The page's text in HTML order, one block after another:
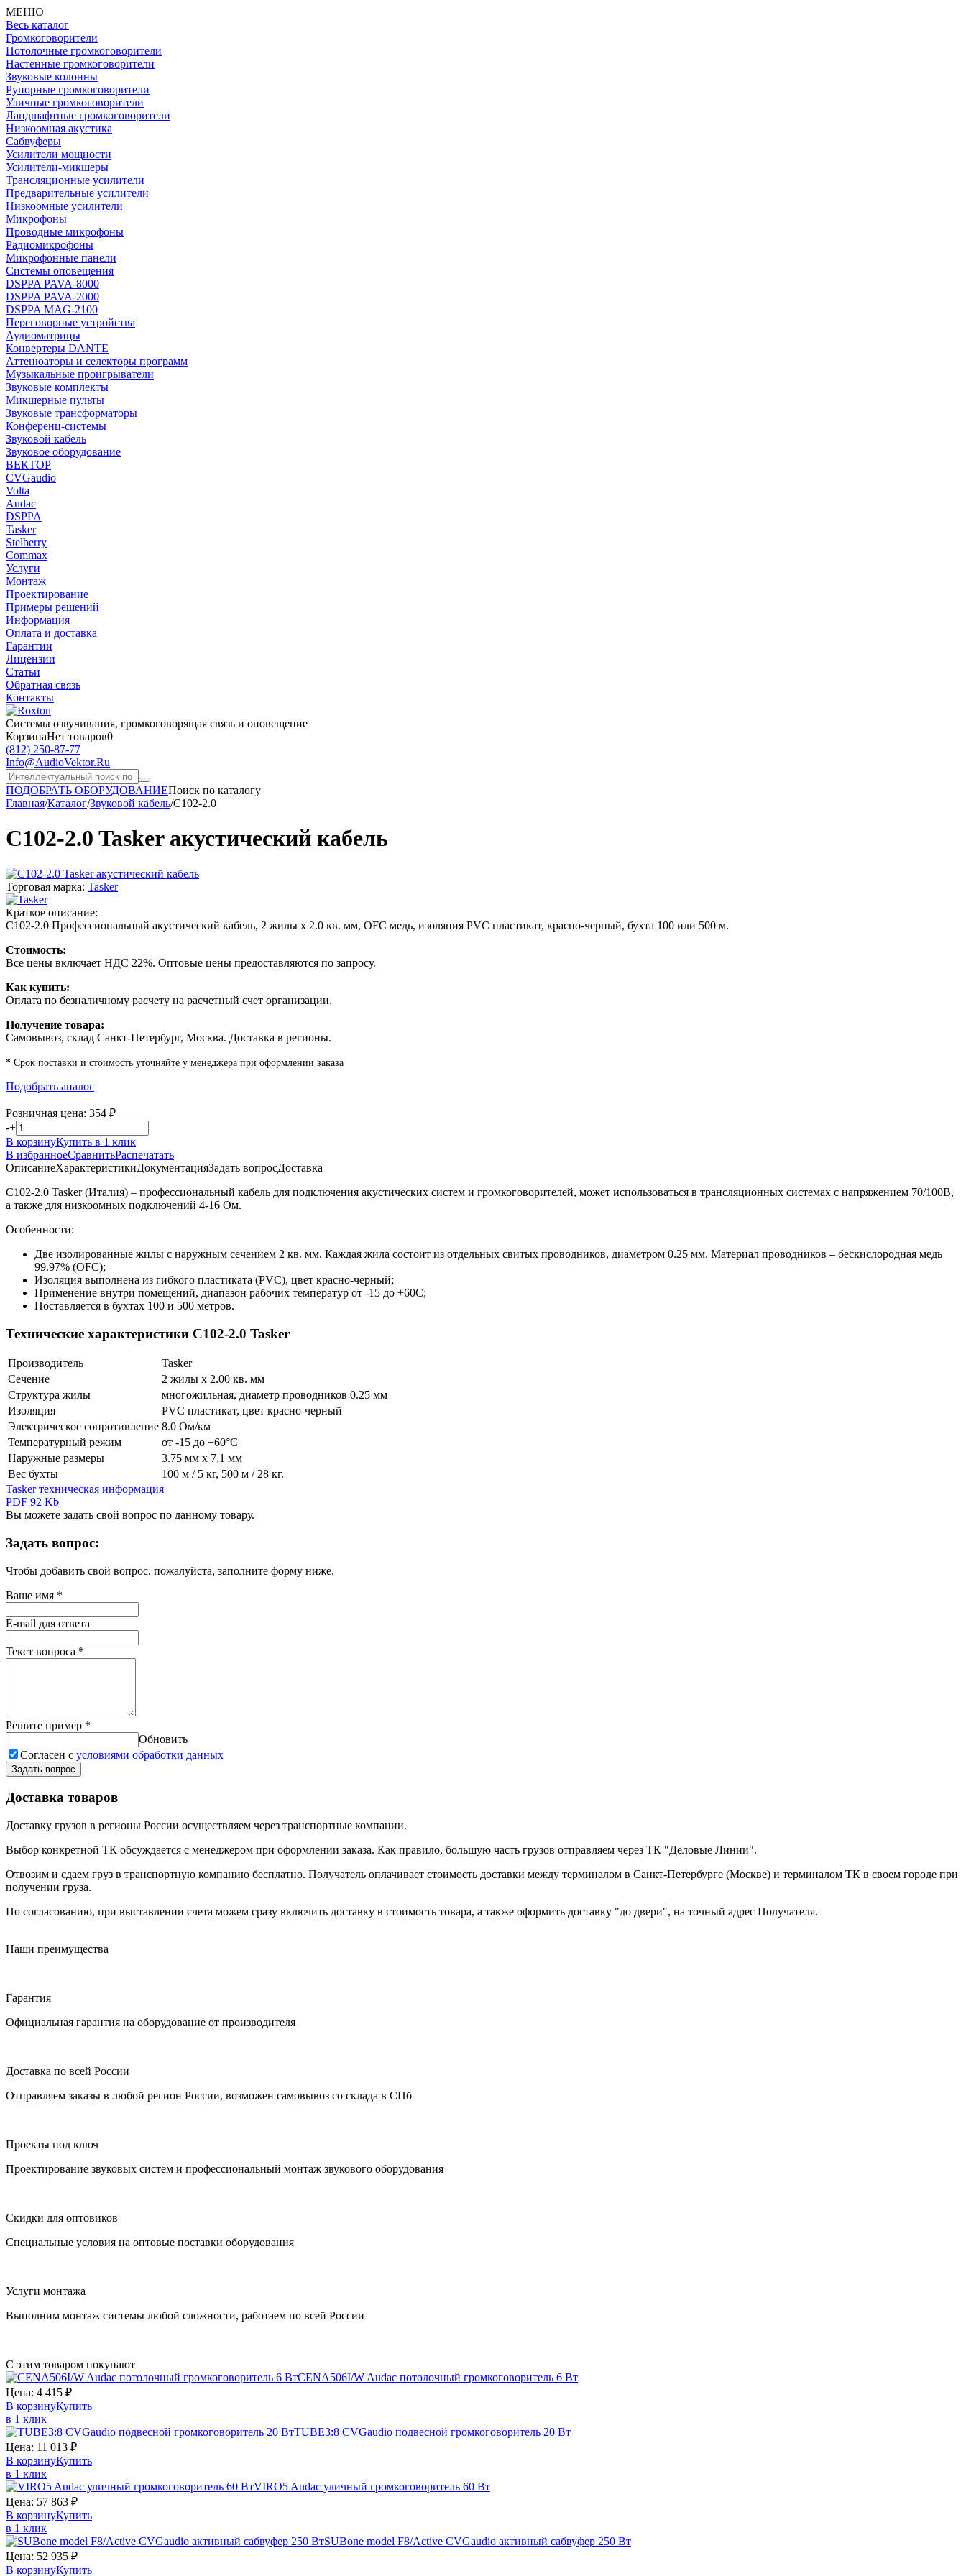
МЕНЮ
Весь каталог
Громкоговорители
Потолочные громкоговорители
Настенные громкоговорители
Звуковые колонны
Рупорные громкоговорители
Уличные громкоговорители
Ландшафтные громкоговорители
Низкоомная акустика
Сабвуферы
Усилители мощности
Усилители-микшеры
Трансляционные усилители
Предварительные усилители
Низкоомные усилители
Микрофоны
Проводные микрофоны
Радиомикрофоны
Микрофонные панели
Системы оповещения
DSPPA PAVA-8000
DSPPA PAVA-2000
DSPPA MAG-2100
Переговорные устройства
Аудиоматрицы
Конвертеры DANTE
Аттенюаторы и селекторы программ
Музыкальные проигрыватели
Звуковые комплекты
Микшерные пульты
Звуковые трансформаторы
Конференц-системы
Звуковой кабель
Звуковое оборудование
ВЕКТОР
CVGaudio
Volta
Audac
DSPPA
Tasker
Stelberry
Commax
Услуги
Монтаж
Проектирование
Примеры решений
Информация
Оплата и доставка
Гарантии
Лицензии
Статьи
Обратная связь
Контакты
Системы озвучивания, громкоговорящая связь и оповещение
КорзинаНет товаров0
(812) 250-87-77
Info@AudioVektor.Ru
ПОДОБРАТЬ ОБОРУДОВАНИЕПоиск по каталогу
Главная/Каталог/Звуковой кабель/C102-2.0
C102-2.0 Tasker акустический кабель
Торговая марка: Tasker
Краткое описание:
C102-2.0 Профессиональный акустический кабель, 2 жилы х 2.0 кв. мм, OFC медь, изоляция PVC пластикат, красно-черный, бухта 100 или 500 м.
Стоимость:
Все цены включает НДС 22%. Оптовые цены предоставляются по запросу.
Как купить:
Оплата по безналичному расчету на расчетный счет организации.
Получение товара:
Самовывоз, склад Санкт-Петербург, Москва. Доставка в регионы.
* Срок поставки и стоимость уточняйте у менеджера при оформлении заказа
Подобрать аналог
Розничная цена: 354 ₽
-+
В корзинуКупить в 1 клик
В избранноеСравнитьРаспечатать
ОписаниеХарактеристикиДокументацияЗадать вопросДоставка
C102-2.0 Tasker (Италия) – профессиональный кабель для подключения акустических систем и громкоговорителей, может использоваться в трансляционных системах с напряжением 70/100В,
а также для низкоомных подключений 4-16 Ом.
Особенности:
Две изолированные жилы с наружным сечением 2 кв. мм. Каждая жила состоит из отдельных свитых проводников, диаметром 0.25 мм. Материал проводников – бескислородная медь
99.97% (OFC);
Изоляция выполнена из гибкого пластиката (PVC), цвет красно-черный;
Применение внутри помещений, диапазон рабочих температур от -15 до +60С;
Поставляется в бухтах 100 и 500 метров.
Технические характеристики C102-2.0 Tasker
Производитель
Tasker
Сечение
2 жилы х 2.00 кв. мм
Структура жилы
многожильная, диаметр проводников 0.25 мм
Изоляция
PVC пластикат, цвет красно-черный
Электрическое сопротивление 8.0 Ом/км
Температурный режим
от -15 до +60°С
Наружные размеры
3.75 мм х 7.1 мм
Вес бухты
100 м / 5 кг, 500 м / 28 кг.
Tasker техническая информация
PDF 92 Kb
Вы можете задать свой вопрос по данному товару.
Задать вопрос:
Чтобы добавить свой вопрос, пожалуйста, заполните форму ниже.
Ваше имя *
E-mail для ответа
Текст вопроса *
Решите пример *
Обновить
Согласен с условиями обработки данных
Задать вопрос
Доставка товаров
Доставку грузов в регионы России осуществляем через транспортные компании.
Выбор конкретной ТК обсуждается с менеджером при оформлении заказа. Как правило, большую часть грузов отправляем через ТК "Деловые Линии".
Отвозим и сдаем груз в транспортную компанию бесплатно. Получатель оплачивает стоимость доставки между терминалом в Санкт-Петербурге (Москве) и терминалом ТК в своем городе при
получении груза.
По согласованию, при выставлении счета можем сразу включить доставку в стоимость товара, а также оформить доставку "до двери", на точный адрес Получателя.
Наши преимущества
Гарантия
Официальная гарантия на оборудование от производителя
Доставка по всей России
Отправляем заказы в любой регион России, возможен самовывоз со склада в СПб
Проекты под ключ
Проектирование звуковых систем и профессиональный монтаж звукового оборудования
Скидки для оптовиков
Специальные условия на оптовые поставки оборудования
Услуги монтажа
Выполним монтаж системы любой сложности, работаем по всей России
С этим товаром покупают
CENA506I/W Audac потолочный громкоговоритель 6 Вт
Цена: 4 415 ₽
В корзинуКупить
в 1 клик
TUBE3:8 CVGaudio подвесной громкоговоритель 20 Вт
Цена: 11 013 ₽
В корзинуКупить
в 1 клик
VIRO5 Audac уличный громкоговоритель 60 Вт
Цена: 57 863 ₽
В корзинуКупить
в 1 клик
SUBone model F8/Active CVGaudio активный сабвуфер 250 Вт
Цена: 52 935 ₽
В корзинуКупить